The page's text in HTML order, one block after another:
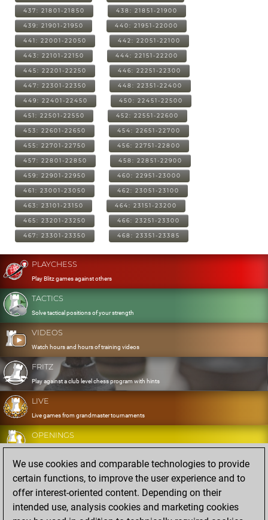
437: 21801-21850 438: 21851-21900
439: 21901-21950 440: 21951-22000
441: 22001-22050 442: 22051-22100
443: 22101-22150 444: 22151-22200
445: 22201-22250 446: 22251-22300
447: 22301-22350 448: 22351-22400
449: 22401-22450 450: 22451-22500
451: 22501-22550 452: 22551-22600
453: 22601-22650 454: 22651-22700
455: 22701-22750 456: 22751-22800
457: 22801-22850 458: 22851-22900
459: 22901-22950 460: 22951-23000
461: 23001-23050 462: 23051-23100
463: 23101-23150 464: 23151-23200
465: 23201-23250 466: 23251-23300
467: 23301-23350 468: 23351-23385
PLAYCHESS
Play Blitz games against others
TACTICS
Solve tactical positions of your strength
VIDEOS
Watch hours and hours of training videos
FRITZ
Play against a club level chess program with hints
LIVE
Live games from grandmaster tournaments
OPENINGS
Develop and exercise your openings
DATABASE
Eight million strong games
MYGAMES
Store and analyse your own games in the cloud
We use cookies and comparable technologies to provide
certain functions, to improve the user experience and to
offer interest-oriented content. Depending on their
intended use, analysis cookies and marketing cookies